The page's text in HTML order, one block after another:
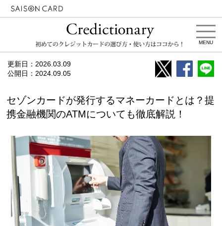
MENU
更新日： 2026.03.09
公開日： 2024.09.05
セゾンカードが発行するマネーカードとは？提
携金融機関のATMについても徹底解説！